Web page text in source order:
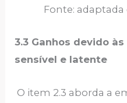
Fonte: adaptada
3.3 Ganhos devido
sensível e latente
O item 2.3 aborda a